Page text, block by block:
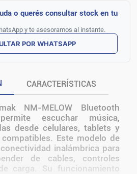
o querés consultar stock en tu
y te asesoramos al instante.
POR WHATSAPP
CARACTERÍSTICAS
NM-MELOW Bluetooth
escuchar música,
desde celulares, tablets y
Este modelo de
inalámbrica para
de cables, controles
carga. Su funcionamiento